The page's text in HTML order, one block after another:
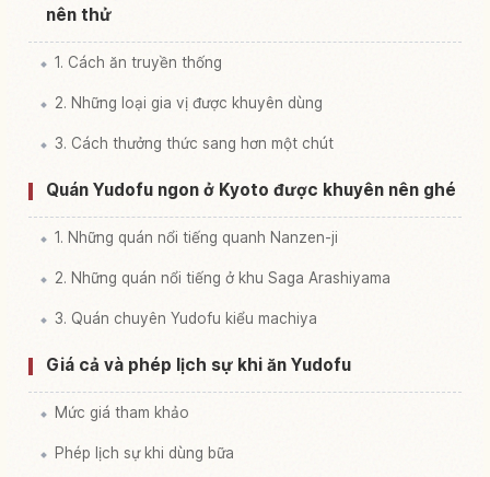
nên thử
1. Cách ăn truyền thống
2. Những loại gia vị được khuyên dùng
3. Cách thưởng thức sang hơn một chút
Quán Yudofu ngon ở Kyoto được khuyên nên ghé
1. Những quán nổi tiếng quanh Nanzen-ji
2. Những quán nổi tiếng ở khu Saga Arashiyama
3. Quán chuyên Yudofu kiểu machiya
Giá cả và phép lịch sự khi ăn Yudofu
Mức giá tham khảo
Phép lịch sự khi dùng bữa